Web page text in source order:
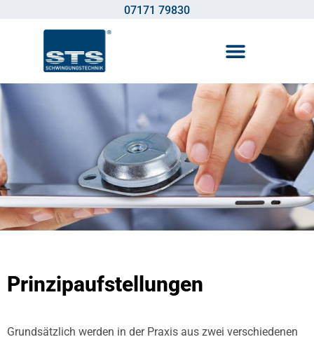
07171 79830
Prinzipaufstellungen
Grundsätzlich werden in der Praxis aus zwei verschiedenen